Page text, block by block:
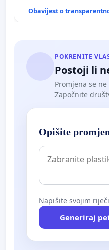
Obavijest o
POKRENITE
Postoji li
Promjena se
Započnite
Opišite
Napišite svojim
Generiraj